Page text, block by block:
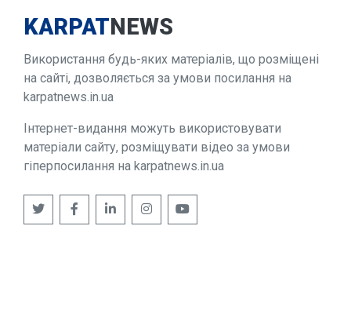
KARPATNEWS
Використання будь-яких матеріалів, що розміщені
на сайті, дозволяється за умови посилання на
karpatnews.in.ua
Інтернет-видання можуть використовувати
матеріали сайту, розміщувати відео за умови
гіперпосилання на karpatnews.in.ua